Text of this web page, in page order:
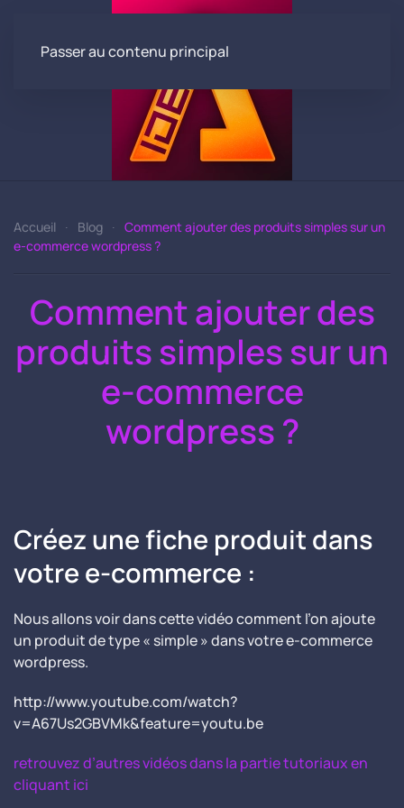
Passer au contenu principal
Accueil Blog
Comment ajouter des produits simples sur un
e-commerce wordpress ?
Comment ajouter des
produits simples sur un
e-commerce
wordpress ?
Créez une fiche produit dans
votre e-commerce :
Nous allons voir dans cette vidéo comment l’on ajoute
un produit de type « simple » dans votre e-commerce
wordpress.
http://www.youtube.com/watch?
v=A67Us2GBVMk&feature=youtu.be
retrouvez d’autres vidéos dans la partie tutoriaux en
cliquant ici